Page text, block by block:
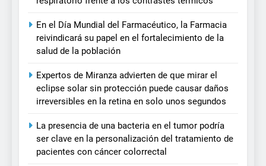
En el Día Mundial del Farmacéutico, la Farmacia
reivindicará su papel en el fortalecimiento de la
salud de la población
Expertos de Miranza advierten de que mirar el
eclipse solar sin protección puede causar daños
irreversibles en la retina en solo unos segundos
La presencia de una bacteria en el tumor podría
ser clave en la personalización del tratamiento de
pacientes con cáncer colorrectal